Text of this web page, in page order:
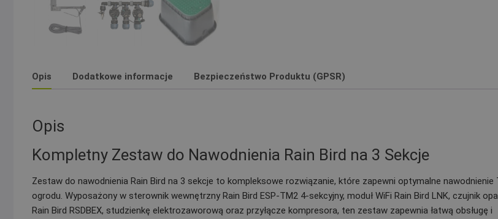
Opis Dodatkowe informacje Bezpieczeństwo Produktu (GPSR)
Opis
Kompletny Zestaw do Nawodnienia Rain Bird na 3 Sekcje
Zestaw do nawodnienia Rain Bird na 3 sekcje to kompleksowe rozwiązanie, które zapewni optymalne nawodnienie
ogrodu. Wyposażony w sterownik wewnętrzny Rain Bird ESP-TM2 4-sekcyjny, moduł WiFi Rain Bird LNK, czujnik
Rain Bird RSDBEX, studzienkę elektrozaworową oraz przyłącze kompresora, ten zestaw zapewnia łatwą obsługę i